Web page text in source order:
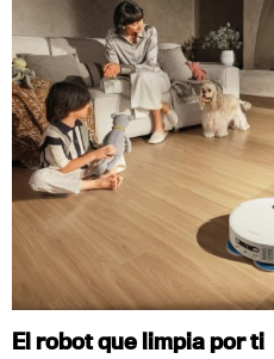
El robot que limpia por ti